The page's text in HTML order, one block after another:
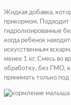
Жидкая добавка,
прикормом. Подходит
гидролизированные
когда ребенок
искусственным
менее 1 кг. Смесь во
обработку, без ГМО,
принимать только